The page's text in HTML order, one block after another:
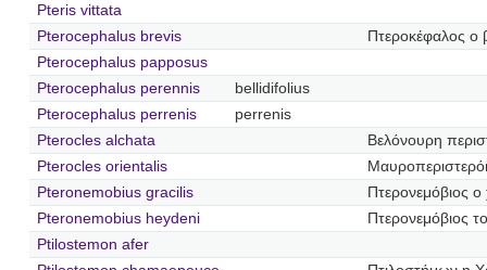
Pteris vittata
Pterocephalus brevis
Πτεροκέφαλος ο
Pterocephalus papposus
Pterocephalus perennis
bellidifolius
Pterocephalus perrenis
perrenis
Pterocles alchata
Βελόνουρη
Pterocles orientalis
Pteronemobius gracilis
Πτερονεμόβιος ο
Pteronemobius heydeni
Πτερονεμόβιος
Ptilostemon afer